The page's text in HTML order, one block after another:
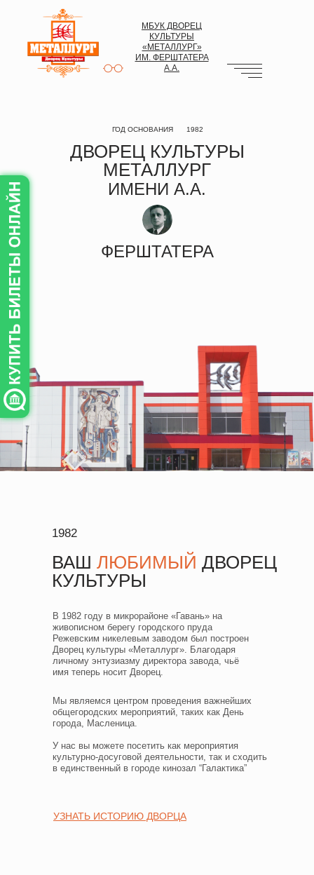
МБУК ДВОРЕЦ
КУЛЬТУРЫ
«МЕТАЛЛУРГ»
ИМ. ФЕРШТАТЕРА
А.А.
ДВОРЕЦ КУЛЬТУРЫ
МЕТАЛЛУРГ
ИМЕНИ А.А.
ГОД ОСНОВАНИЯ 1982
ФЕРШТАТЕРА
ВАШ ЛЮБИМЫЙ ДВОРЕЦ
КУЛЬТУРЫ
1982
В 1982 году в микрорайоне «Гавань» на
живописном берегу городского пруда
Режевским никелевым заводом был построен
Дворец культуры «Металлург». Благодаря
личному энтузиазму директора завода, чьё
имя теперь носит Дворец.
Мы являемся центром проведения важнейших
общегородских мероприятий, таких как День
города, Масленица.
У нас вы можете посетить как мероприятия
культурно-досуговой деятельности, так и сходить
в единственный в городе кинозал “Галактика”
УЗНАТЬ ИСТОРИЮ ДВОРЦА